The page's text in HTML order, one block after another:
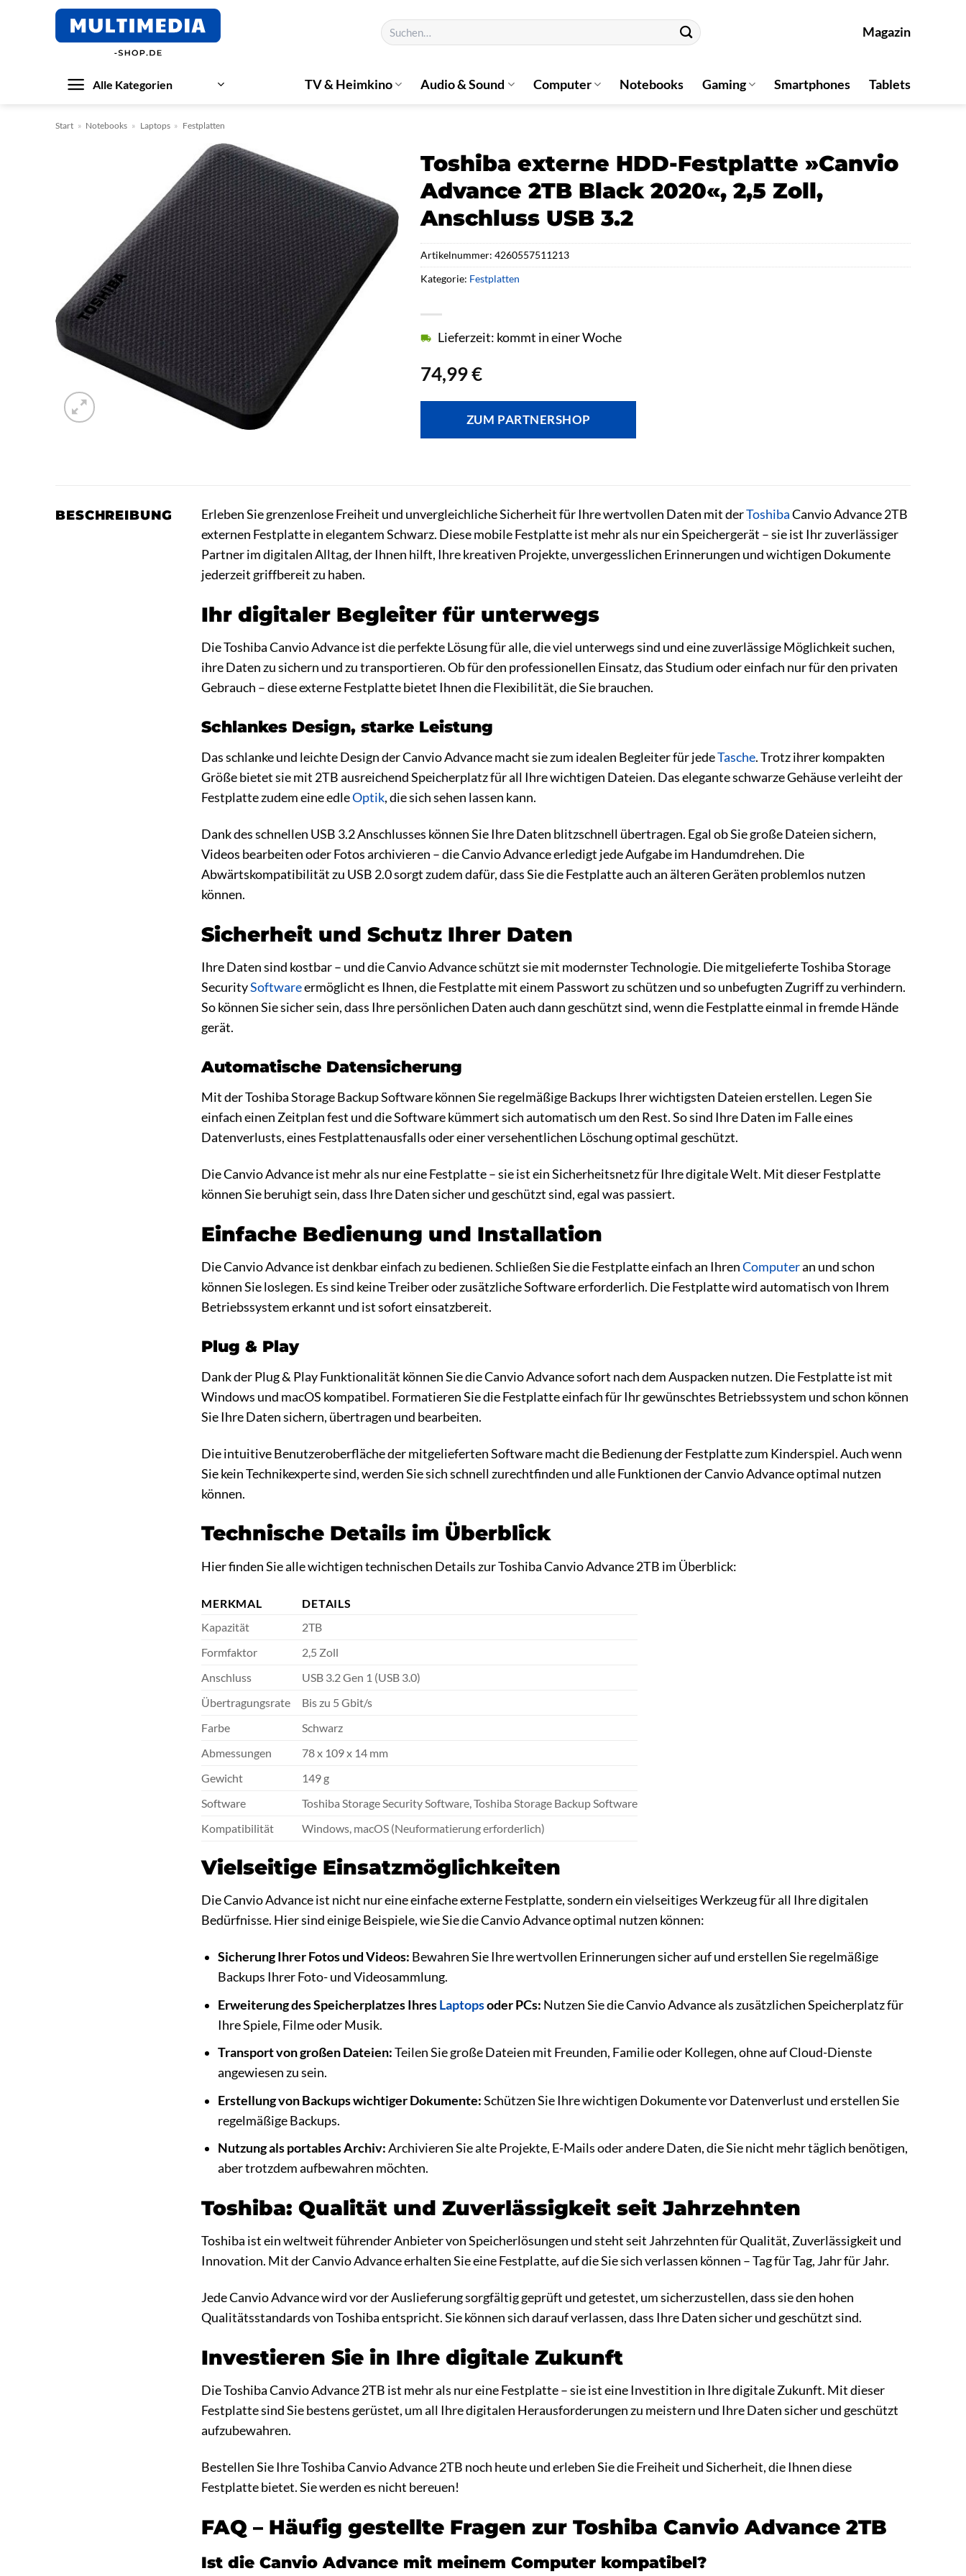
Suchen
nach:
Magazin
Alle Kategorien TV & Heimkino Audio & Sound Computer Notebooks Gaming Smartphones Tablets
Start » Notebooks » Laptops » Festplatten
Toshiba externe HDD-Festplatte »Canvio
Advance 2TB Black 2020«, 2,5 Zoll,
Anschluss USB 3.2
74,99€
Lieferzeit: kommt in einer Woche
ZUM PARTNERSHOP
Artikelnummer:4260557511213
Kategorie: Festplatten
BESCHREIBUNG Erleben Sie grenzenlose Freiheit und unvergleichliche Sicherheit für Ihre wertvollen Daten mit derToshibaCanvio Advance 2TB
externen Festplatte in elegantem Schwarz. Diese mobile Festplatte ist mehr als nur ein Speichergerät – sie ist Ihr zuverlässiger
Partner im digitalen Alltag, der Ihnen hilft, Ihre kreativen Projekte, unvergesslichen Erinnerungen und wichtigen Dokumente
jederzeit griffbereit zu haben.
Ihr digitaler Begleiter für unterwegs
Die Toshiba Canvio Advance ist die perfekte Lösung für alle, die viel unterwegs sind und eine zuverlässige Möglichkeit suchen,
ihre Daten zu sichern und zu transportieren. Ob für den professionellen Einsatz, das Studium oder einfach nur für den privaten
Gebrauch – diese externe Festplatte bietet Ihnen die Flexibilität, die Sie brauchen.
Schlankes Design, starke Leistung
Das schlanke und leichte Design der Canvio Advance macht sie zum idealen Begleiter für jedeTasche. Trotz ihrer kompakten
Größe bietet sie mit 2TB ausreichend Speicherplatz für all Ihre wichtigen Dateien. Das elegante schwarze Gehäuse verleiht der
Festplatte zudem eine edleOptik, die sich sehen lassen kann.
Dank des schnellen USB 3.2 Anschlusses können Sie Ihre Daten blitzschnell übertragen. Egal ob Sie große Dateien sichern,
Videos bearbeiten oder Fotos archivieren – die Canvio Advance erledigt jede Aufgabe im Handumdrehen. Die
Abwärtskompatibilität zu USB 2.0 sorgt zudem dafür, dass Sie die Festplatte auch an älteren Geräten problemlos nutzen
können.
Sicherheit und Schutz Ihrer Daten
Ihre Daten sind kostbar – und die Canvio Advance schützt sie mit modernster Technologie. Die mitgelieferte Toshiba Storage
SecuritySoftwareermöglicht es Ihnen, die Festplatte mit einem Passwort zu schützen und so unbefugten Zugriff zu verhindern.
So können Sie sicher sein, dass Ihre persönlichen Daten auch dann geschützt sind, wenn die Festplatte einmal in fremde Hände
gerät.
Automatische Datensicherung
Mit der Toshiba Storage Backup Software können Sie regelmäßige Backups Ihrer wichtigsten Dateien erstellen. Legen Sie
einfach einen Zeitplan fest und die Software kümmert sich automatisch um den Rest. So sind Ihre Daten im Falle eines
Datenverlusts, eines Festplattenausfalls oder einer versehentlichen Löschung optimal geschützt.
Die Canvio Advance ist mehr als nur eine Festplatte – sie ist ein Sicherheitsnetz für Ihre digitale Welt. Mit dieser Festplatte
können Sie beruhigt sein, dass Ihre Daten sicher und geschützt sind, egal was passiert.
Einfache Bedienung und Installation
Die Canvio Advance ist denkbar einfach zu bedienen. Schließen Sie die Festplatte einfach an IhrenComputeran und schon
können Sie loslegen. Es sind keine Treiber oder zusätzliche Software erforderlich. Die Festplatte wird automatisch von Ihrem
Betriebssystem erkannt und ist sofort einsatzbereit.
Plug & Play
Dank der Plug & Play Funktionalität können Sie die Canvio Advance sofort nach dem Auspacken nutzen. Die Festplatte ist mit
Windows und macOS kompatibel. Formatieren Sie die Festplatte einfach für Ihr gewünschtes Betriebssystem und schon können
Sie Ihre Daten sichern, übertragen und bearbeiten.
Die intuitive Benutzeroberfläche der mitgelieferten Software macht die Bedienung der Festplatte zum Kinderspiel. Auch wenn
Sie kein Technikexperte sind, werden Sie sich schnell zurechtfinden und alle Funktionen der Canvio Advance optimal nutzen
können.
Technische Details im Überblick
Hier finden Sie alle wichtigen technischen Details zur Toshiba Canvio Advance 2TB im Überblick:
MERKMAL
DETAILS
Kapazität
2TB
Formfaktor
2,5 Zoll
Anschluss
USB 3.2 Gen 1 (USB 3.0)
Übertragungsrate
Bis zu 5 Gbit/s
Farbe
Schwarz
Abmessungen
78 x 109 x 14 mm
Gewicht
149 g
Software
Toshiba Storage Security Software, Toshiba Storage Backup Software
Kompatibilität
Windows, macOS (Neuformatierung erforderlich)
Vielseitige Einsatzmöglichkeiten
Die Canvio Advance ist nicht nur eine einfache externe Festplatte, sondern ein vielseitiges Werkzeug für all Ihre digitalen
Bedürfnisse. Hier sind einige Beispiele, wie Sie die Canvio Advance optimal nutzen können:
Sicherung Ihrer Fotos und Videos: Bewahren Sie Ihre wertvollen Erinnerungen sicher auf und erstellen Sie regelmäßige
Backups Ihrer Foto- und Videosammlung.
Erweiterung des Speicherplatzes IhresLaptopsoder PCs: Nutzen Sie die Canvio Advance als zusätzlichen Speicherplatz für
Ihre Spiele, Filme oder Musik.
Transport von großen Dateien:Teilen Sie große Dateien mit Freunden, Familie oder Kollegen, ohne auf Cloud-Dienste
angewiesen zu sein.
Erstellung von Backups wichtiger Dokumente:Schützen Sie Ihre wichtigen Dokumente vor Datenverlust und erstellen Sie
regelmäßige Backups.
Nutzung als portables Archiv:Archivieren Sie alte Projekte, E-Mails oder andere Daten, die Sie nicht mehr täglich benötigen,
aber trotzdem aufbewahren möchten.
Toshiba: Qualität und Zuverlässigkeit seit Jahrzehnten
Toshiba ist ein weltweit führender Anbieter von Speicherlösungen und steht seit Jahrzehnten für Qualität, Zuverlässigkeit und
Innovation. Mit der Canvio Advance erhalten Sie eine Festplatte, auf die Sie sich verlassen können – Tag für Tag, Jahr für Jahr.
Jede Canvio Advance wird vor der Auslieferung sorgfältig geprüft und getestet, um sicherzustellen, dass sie den hohen
Qualitätsstandards von Toshiba entspricht. Sie können sich darauf verlassen, dass Ihre Daten sicher und geschützt sind.
Investieren Sie in Ihre digitale Zukunft
Die Toshiba Canvio Advance 2TB ist mehr als nur eine Festplatte – sie ist eine Investition in Ihre digitale Zukunft. Mit dieser
Festplatte sind Sie bestens gerüstet, um all Ihre digitalen Herausforderungen zu meistern und Ihre Daten sicher und geschützt
aufzubewahren.
Bestellen Sie Ihre Toshiba Canvio Advance 2TB noch heute und erleben Sie die Freiheit und Sicherheit, die Ihnen diese
Festplatte bietet. Sie werden es nicht bereuen!
FAQ – Häufig gestellte Fragen zur Toshiba Canvio Advance 2TB
Ist die Canvio Advance mit meinem Computer kompatibel?